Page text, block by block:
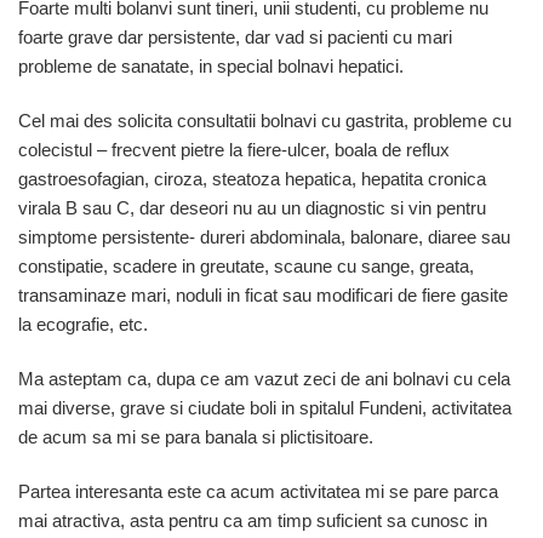
Foarte multi bolanvi sunt tineri, unii studenti, cu probleme nu
foarte grave dar persistente, dar vad si pacienti cu mari
probleme de sanatate, in special bolnavi hepatici.
Cel mai des solicita consultatii bolnavi cu gastrita, probleme cu
colecistul – frecvent pietre la fiere-ulcer, boala de reflux
gastroesofagian, ciroza, steatoza hepatica, hepatita cronica
virala B sau C, dar deseori nu au un diagnostic si vin pentru
simptome persistente- dureri abdominala, balonare, diaree sau
constipatie, scadere in greutate, scaune cu sange, greata,
transaminaze mari, noduli in ficat sau modificari de fiere gasite
la ecografie, etc.
Ma asteptam ca, dupa ce am vazut zeci de ani bolnavi cu cela
mai diverse, grave si ciudate boli in spitalul Fundeni, activitatea
de acum sa mi se para banala si plictisitoare.
Partea interesanta este ca acum activitatea mi se pare parca
mai atractiva, asta pentru ca am timp suficient sa cunosc in